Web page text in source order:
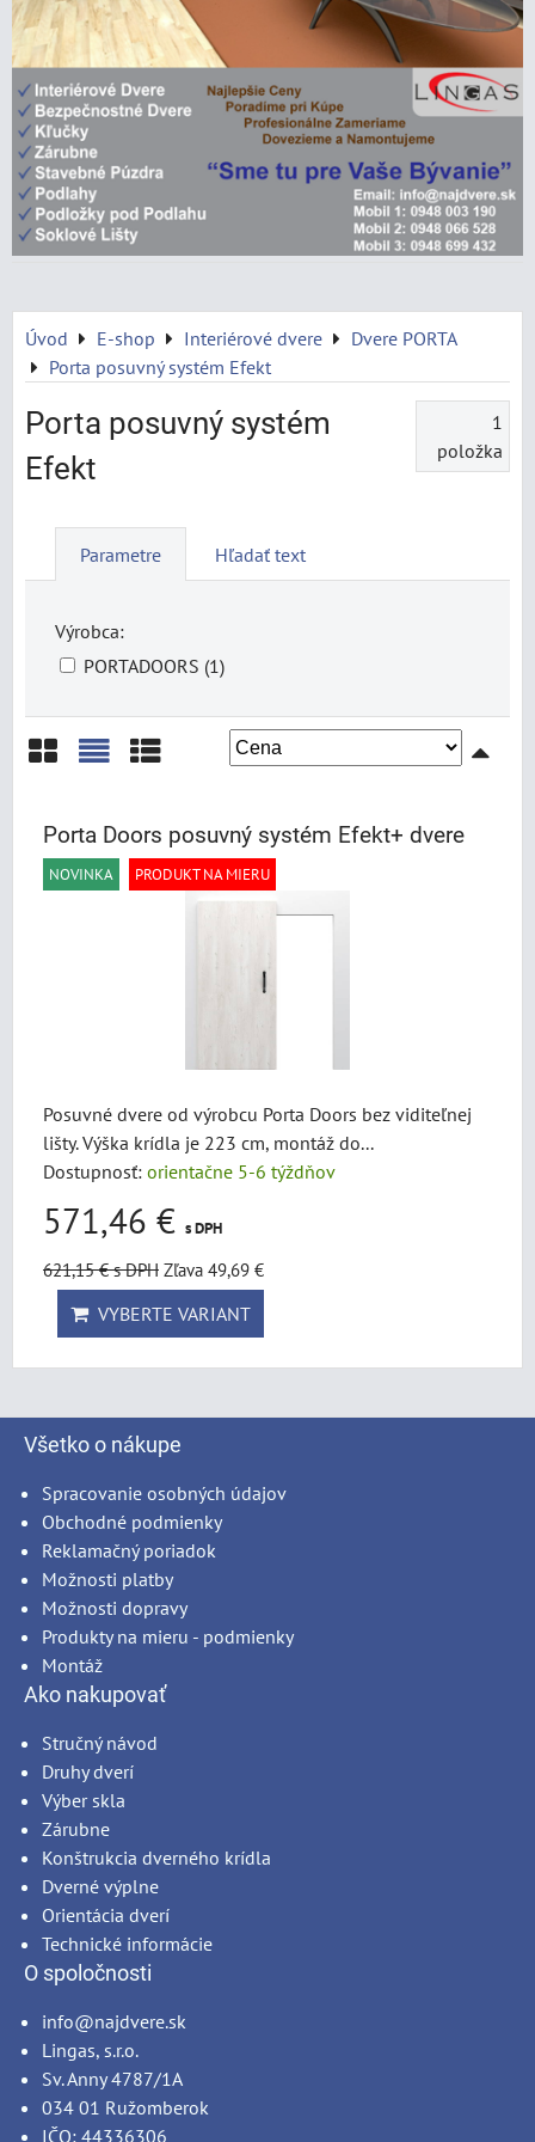
Úvod E-shop Interiérové dvere
Dvere PORTA
Porta posuvný systém Efekt
Porta posuvný systém
Efekt
1
položka
Parametre Hľadať text
Výrobca:
PORTADOORS (1)
Porta Doors posuvný systém Efekt+ dvere
NOVINKA PRODUKT NA MIERU
Posuvné dvere od výrobcu Porta Doors bez viditeľnej
lišty. Výška krídla je 223 cm, montáž do...
Dostupnosť: orientačne 5-6 týždňov
571,46 € s DPH
621,15 €s DPH Zľava 49,69 €
VYBERTE VARIANT
Všetko o nákupe
Spracovanie osobných údajov
Obchodné podmienky
Reklamačný poriadok
Možnosti platby
Možnosti dopravy
Produkty na mieru - podmienky
Montáž
Ako nakupovať
Stručný návod
Druhy dverí
Výber skla
Zárubne
Konštrukcia dverného krídla
Dverné výplne
Orientácia dverí
Technické informácie
O spoločnosti
info@najdvere.sk
Lingas, s.r.o.
Sv. Anny 4787/1A
034 01 Ružomberok
IČO: 44336306